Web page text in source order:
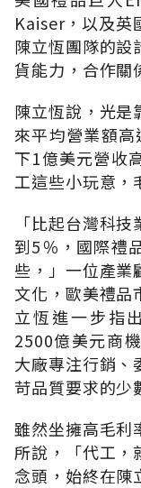
Kaiser，以及英
陳立恆團隊的設
貨能力，合作關
陳立恆說，光是
來平均營業額
下1億美元營收
工這些小玩意，
「比起台灣科
到5％，國際禮
些，」一位產業
文化，歐美禮品
立恆進一步指
2500億美元商
大廠專注行銷、
苛品質要求的少
雖然坐擁高毛利
所說，「代工，
念頭，始終在陳